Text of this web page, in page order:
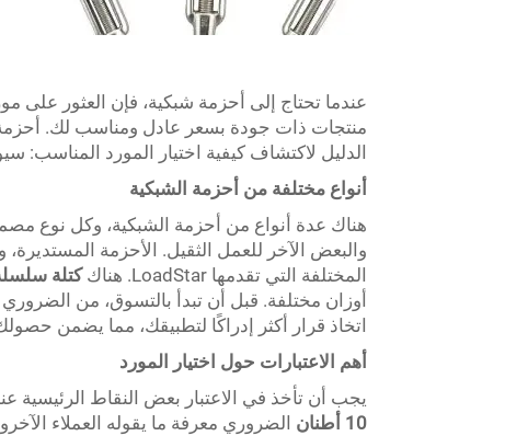
عندما تحتاج إلى أحزمة شبكية، فإن العثور على
الدليل لاكتشاف كيفية اختيار المورد المناسب:
أنواع مختلفة من أحزمة الشبكية
هناك عدة أنواع من أحزمة الشبكية، وكل نوع
والبعض الآخر للعمل الثقيل. الأحزمة
المختلفة التي تقدمها LoadStar. هناك
كتلة
أوزان مختلفة. قبل أن تبدأ بالتسوق، من
اتخاذ قرار أكثر إدراكًا لتطبيقك، مما يضمن
أهم الاعتبارات حول اختيار المورد
يجب أن تأخذ في الاعتبار بعض النقاط الرئيسية
10 أطنان
الضروري معرفة ما يقوله العملاء